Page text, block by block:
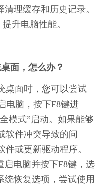
理缓存和历史记录。
升电脑性能。
面，怎么办？
桌面时，您可以尝试
电脑，按下F8键进
模式”启动。如果能够
软件冲突导致的问
或更新驱动程序。
启电脑并按下F8键，选
统恢复选项，尝试使用